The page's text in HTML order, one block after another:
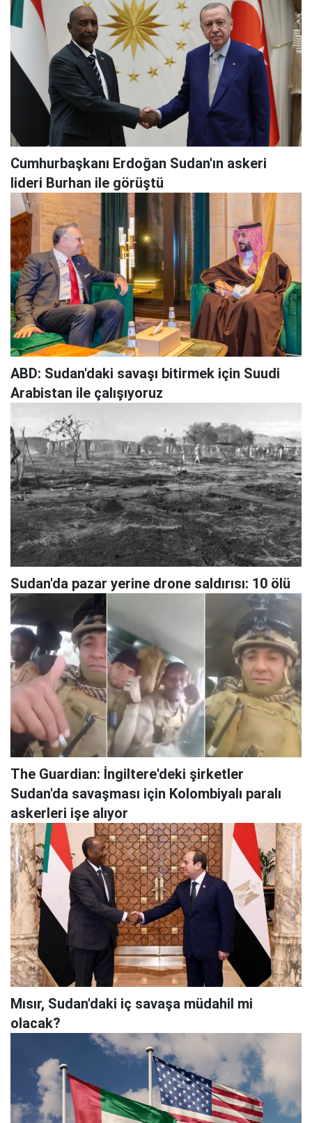
Cumhurbaşkanı Erdoğan Sudan'ın askeri
lideri Burhan ile görüştü
ABD: Sudan'daki savaşı bitirmek için Suudi
Arabistan ile çalışıyoruz
Sudan'da pazar yerine drone saldırısı: 10 ölü
The Guardian: İngiltere'deki şirketler
Sudan'da savaşması için Kolombiyalı paralı
askerleri işe alıyor
Mısır, Sudan'daki iç savaşa müdahil mi
olacak?